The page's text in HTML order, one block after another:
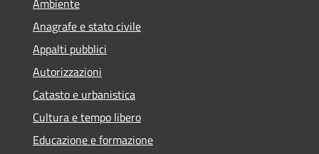
Ambiente
Anagrafe e stato civile
Appalti pubblici
Autorizzazioni
Catasto e urbanistica
Cultura e tempo libero
Educazione e formazione